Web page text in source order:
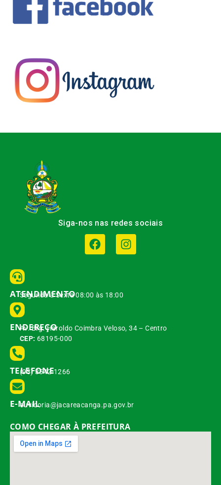
Siga-nos nas redes sociais
ATENDIMENTO
Segunda à Sexta 08:00 às 18:00
ENDEREÇO
Av. Brg. Haroldo Coimbra Veloso, 34 – Centro
CEP: 68195-000
TELEFONE
(93) 3542-1266
E-MAIL
ouvidoria@jacareacanga.pa.gov.br
COMO CHEGAR À PREFEITURA